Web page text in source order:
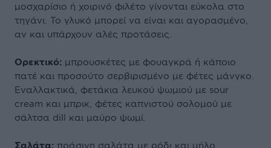
μοσχαρίσιο ή χοιρινό φιλέτο γίνονται εύκολα στο
τηγάνι. Το γλυκό μπορεί να είναι και αγορασμένο,
αν και υπάρχουν αλές προτάσεις.
Ορεκτικό: μπρουσκέτες με φουαγκρά ή κάποιο
πατέ και προσούτο σερβιρισμένο με φέτες μάνγκο.
Εναλλακτικά, φετάκια λευκού ψωμιού με sour
cream και μπρικ, φέτες καπνιστού σολομού με
σάλτσα dill και μαύρο ψωμί.
Σαλάτα: πράσινη σαλάτα με ρόδι και μήλο.